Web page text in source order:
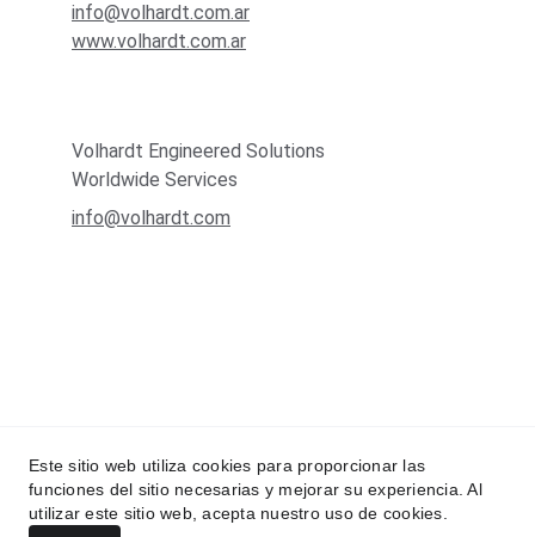
info@volhardt.com.ar
www.volhardt.com.ar
Volhardt Engineered Solutions
Worldwide Services
info@volhardt.com
Este sitio web utiliza cookies para proporcionar las
funciones del sitio necesarias y mejorar su experiencia. Al
utilizar este sitio web, acepta nuestro uso de cookies.